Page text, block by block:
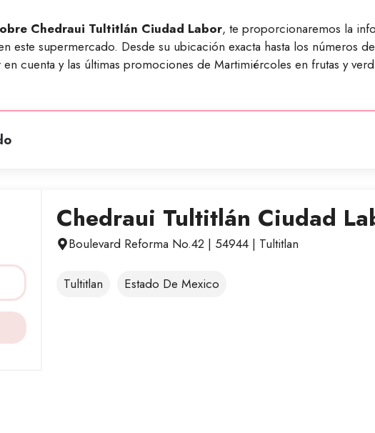
Chedraui Tultitlán Ciudad Labor, te proporcionaremos la
este supermercado. Desde su ubicación exacta hasta los números
cuenta y las últimas promociones de Martimiércoles en frutas y
Chedraui Tultitlán Ciudad
Boulevard Reforma No.42 | 54944 | Tultitlan
Tultitlan Estado De Mexico